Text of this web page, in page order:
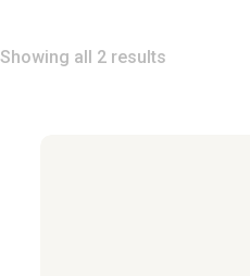
Showing all 2 results